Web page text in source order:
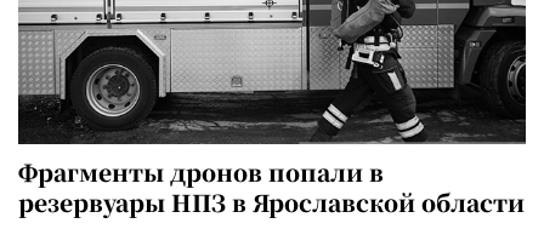
Фрагменты дронов попали в
резервуары НПЗ в Ярославской области